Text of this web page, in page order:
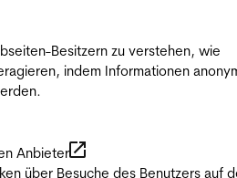
Besitzern zu verstehen, wie
indem Informationen
Anbieter
über Besuche des Benutzers auf